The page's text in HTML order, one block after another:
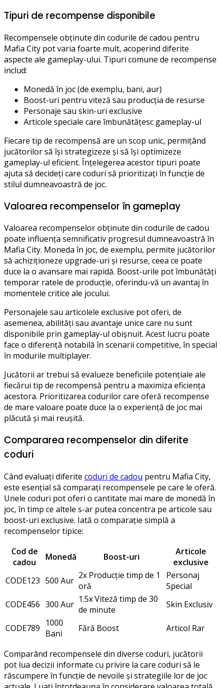
Tipuri de recompense disponibile
Recompensele obținute din codurile de cadou pentru
Mafia City pot varia foarte mult, acoperind diferite
aspecte ale gameplay-ului. Tipuri comune de recompense
includ:
Monedă în joc (de exemplu, bani, aur)
Boost-uri pentru viteză sau producția de resurse
Personaje sau skin-uri exclusive
Articole speciale care îmbunătățesc gameplay-ul
Fiecare tip de recompensă are un scop unic, permițând
jucătorilor să își strategizeze și să își optimizeze
gameplay-ul eficient. Înțelegerea acestor tipuri poate
ajuta să decideți care coduri să prioritizați în funcție de
stilul dumneavoastră de joc.
Valoarea recompenselor în gameplay
Valoarea recompenselor obținute din codurile de cadou
poate influența semnificativ progresul dumneavoastră în
Mafia City. Moneda în joc, de exemplu, permite jucătorilor
să achiziționeze upgrade-uri și resurse, ceea ce poate
duce la o avansare mai rapidă. Boost-urile pot îmbunătăți
temporar ratele de producție, oferindu-vă un avantaj în
momentele critice ale jocului.
Personajele sau articolele exclusive pot oferi, de
asemenea, abilități sau avantaje unice care nu sunt
disponibile prin gameplay-ul obișnuit. Acest lucru poate
face o diferență notabilă în scenarii competitive, în special
în modurile multiplayer.
Jucătorii ar trebui să evalueze beneficiile potențiale ale
fiecărui tip de recompensă pentru a maximiza eficiența
acestora. Prioritizarea codurilor care oferă recompense
de mare valoare poate duce la o experiență de joc mai
plăcută și mai reușită.
Compararea recompenselor din diferite
coduri
Când evaluați diferite coduri de cadou pentru Mafia City,
este esențial să comparați recompensele pe care le oferă.
Unele coduri pot oferi o cantitate mai mare de monedă în
joc, în timp ce altele s-ar putea concentra pe articole sau
boost-uri exclusive. Iată o comparație simplă a
recompenselor tipice:
Cod de
cadou
Monedă Boost-uri
Articole
exclusive
CODE123 500 Aur 2x Producție timp de 1
oră
Personaj
Special
CODE456 300 Aur 1.5x Viteză timp de 30
de minute
Skin Exclusiv
CODE789
1000
Bani
Fără Boost Articol Rar
Comparând recompensele din diverse coduri, jucătorii
pot lua decizii informate cu privire la care coduri să le
răscumpere în funcție de nevoile și strategiile lor de joc